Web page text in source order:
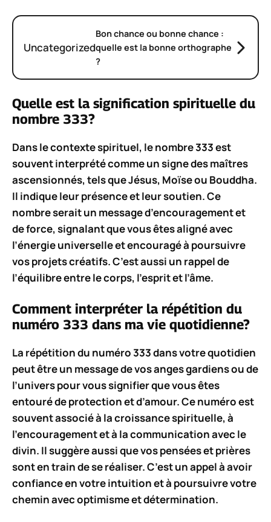
Uncategorized
Bon chance ou bonne chance :
quelle est la bonne orthographe
?
Quelle est la signification spirituelle du
nombre 333?
Dans le contexte spirituel, le nombre333est
souvent interprété comme un signe des maîtres
ascensionnés, tels que Jésus, Moïse ou Bouddha.
Il indique leur présence et leur soutien. Ce
nombre serait un message d’encouragement et
de force, signalant que vous êtesalignéavec
l’énergie universelle et encouragé à poursuivre
vos projets créatifs. C’est aussi un rappel de
l’équilibreentre le corps, l’esprit et l’âme.
Comment interpréter la répétition du
numéro 333 dans ma vie quotidienne?
La répétition du numéro333dans votre quotidien
peut être un message de vosanges gardiensou de
l’univers pour vous signifier que vous êtes
entouré de protection et d’amour. Ce numéro est
souvent associé à lacroissance spirituelle, à
l’encouragementet à la communication avec le
divin. Il suggère aussi que vospensées et prières
sont en train de se réaliser. C’est un appel à avoir
confiance en votre intuitionet à poursuivre votre
chemin avec optimisme et détermination.